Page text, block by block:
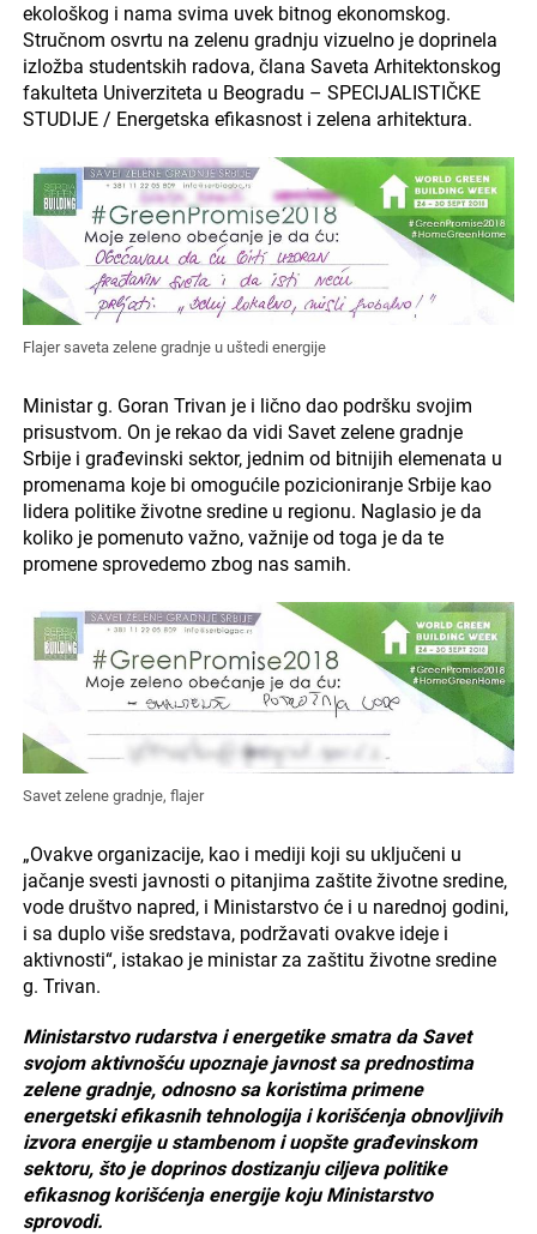
ekološkog i nama svima uvek bitnog ekonomskog.
Stručnom osvrtu na zelenu gradnju vizuelno je doprinela
izložba studentskih radova, člana Saveta Arhitektonskog
fakulteta Univerziteta u Beogradu – SPECIJALISTIČKE
STUDIJE / Energetska efikasnost i zelena arhitektura.
Flajer saveta zelene gradnje u uštedi energije
Ministar g. Goran Trivan je i lično dao podršku svojim
prisustvom. On je rekao da vidi Savet zelene gradnje
Srbije i građevinski sektor, jednim od bitnijih elemenata u
promenama koje bi omogućile pozicioniranje Srbije kao
lidera politike životne sredine u regionu. Naglasio je da
koliko je pomenuto važno, važnije od toga je da te
promene sprovedemo zbog nas samih.
Savet zelene gradnje, flajer
„Ovakve organizacije, kao i mediji koji su uključeni u
jačanje svesti javnosti o pitanjima zaštite životne sredine,
vode društvo napred, i Ministarstvo će i u narednoj godini,
i sa duplo više sredstava, podržavati ovakve ideje i
aktivnosti“, istakao je ministar za zaštitu životne sredine
g. Trivan.
Ministarstvo rudarstva i energetike smatra da Savet
svojom aktivnošću upoznaje javnost sa prednostima
zelene gradnje, odnosno sa koristima primene
energetski efikasnih tehnologija i korišćenja obnovljivih
izvora energije u stambenom i uopšte građevinskom
sektoru, što je doprinos dostizanju ciljeva politike
efikasnog korišćenja energije koju Ministarstvo
sprovodi.